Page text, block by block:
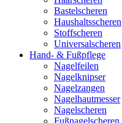
Bastelscheren
Haushaltsscheren
Stoffscheren
Universalscheren
Hand- & Fußpflege
Nagelfeilen
Nagelknipser
Nagelzangen
Nagelhautmesser
Nagelscheren
Fußnagelscheren